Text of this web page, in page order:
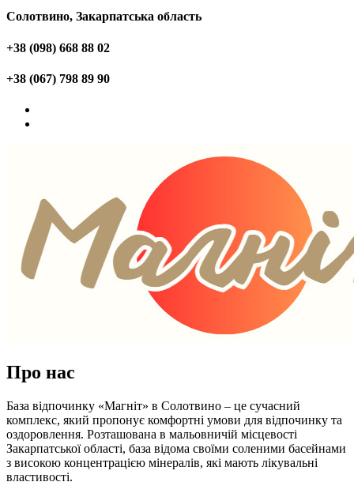
Солотвино, Закарпатська область
+38 (098) 668 88 02
+38 (067) 798 89 90
Про нас
База відпочинку «Магніт» в Солотвино – це сучасний
комплекс, який пропонує комфортні умови для відпочинку та
оздоровлення. Розташована в мальовничій місцевості
Закарпатської області, база відома своїми соленими басейнами
з високою концентрацією мінералів, які мають лікувальні
властивості.